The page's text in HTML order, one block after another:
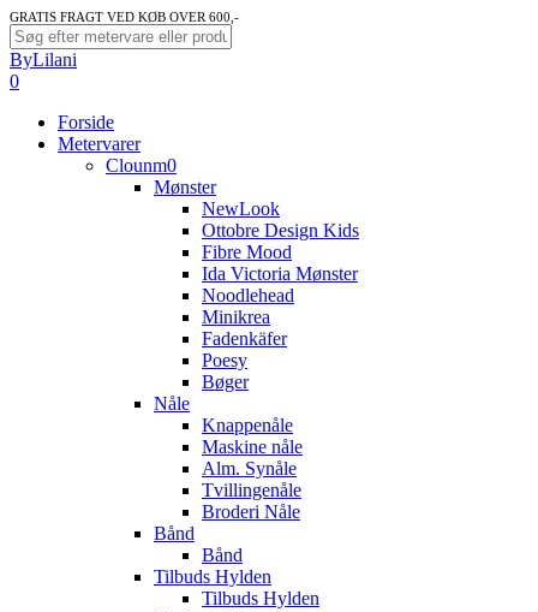
Skip
to
main
content
GRATIS FRAGT VED KØB OVER 600,-
Close
Search
ByLilani
search
account
0
Forside
Metervarer
Clounm0
Mønster
NewLook
Ottobre Design Kids
Fibre Mood
Ida Victoria Mønster
Noodlehead
Minikrea
Fadenkäfer
Poesy
Bøger
Nåle
Knappenåle
Maskine nåle
Alm. Synåle
Tvillingenåle
Broderi Nåle
Bånd
Bånd
Tilbuds Hylden
Tilbuds Hylden